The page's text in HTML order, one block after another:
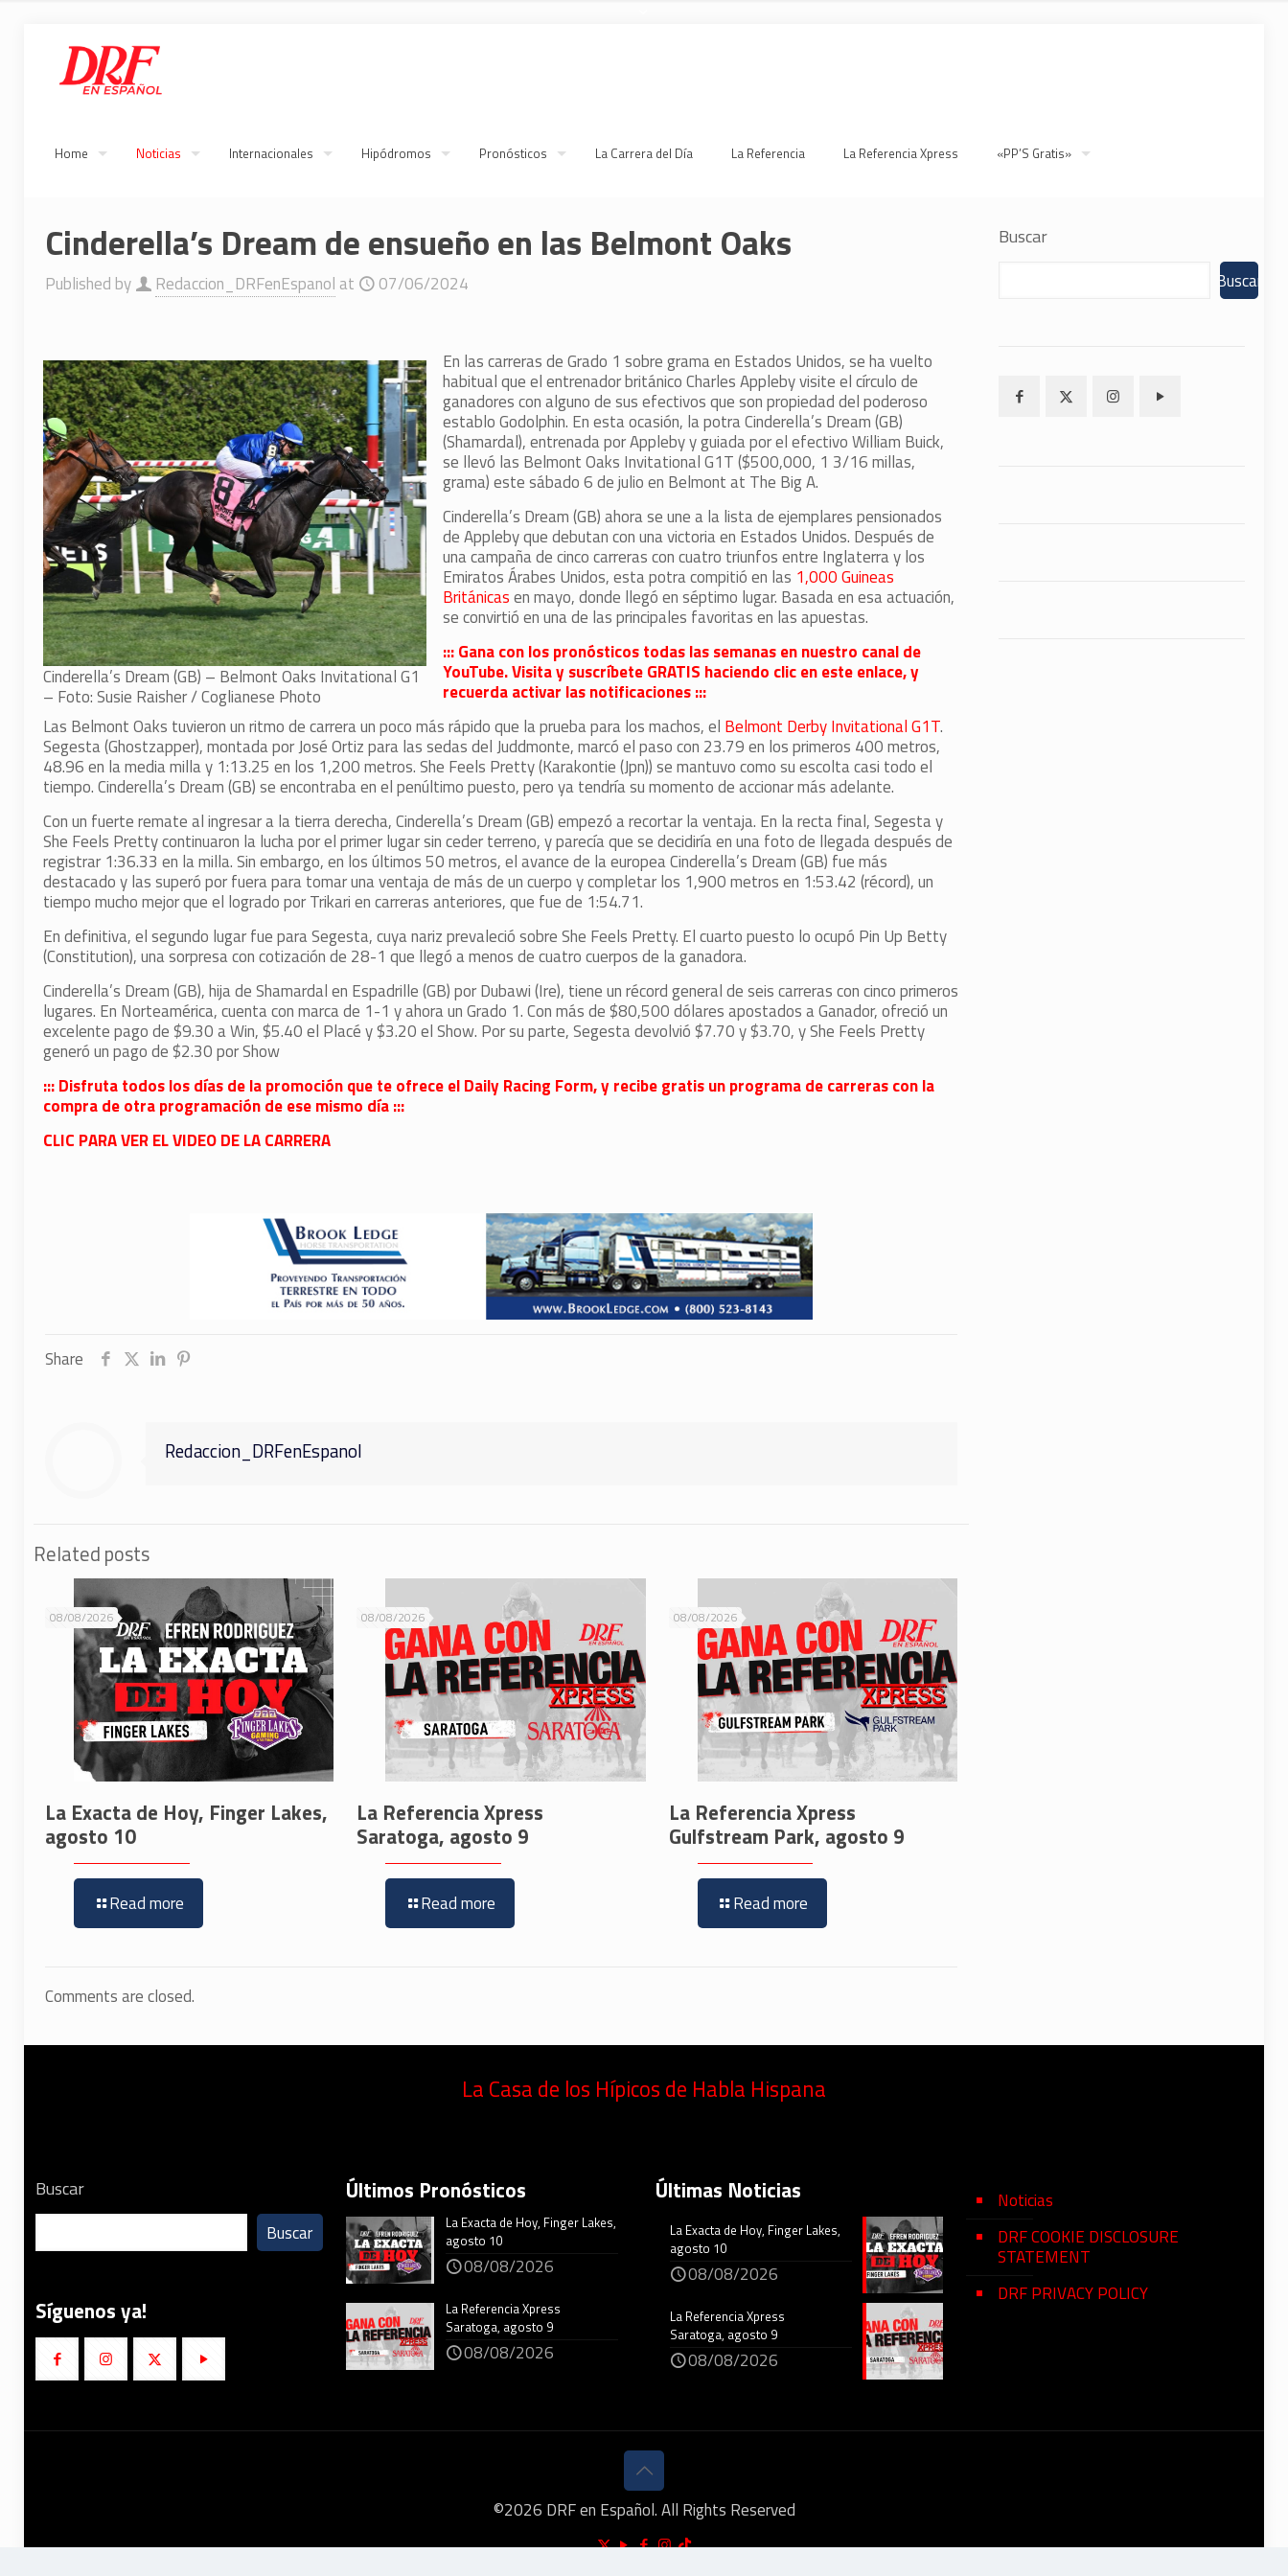
Home Noticias Internacionales Hipódromos Pronósticos La Carrera del Día La Referencia La Referencia Xpress «PP’S Gratis»
Cinderella’s Dream de ensueño en las Belmont Oaks
Published by Redaccion_DRFenEspanol at 07/06/2024
Cinderella’s Dream (GB) – Belmont Oaks Invitational G1
– Foto: Susie Raisher / Coglianese Photo
En las carreras de Grado 1 sobre grama en Estados Unidos, se ha vuelto
habitual que el entrenador británico Charles Appleby visite el círculo de
ganadores con alguno de sus efectivos que son propiedad del poderoso
establo Godolphin. En esta ocasión, la potra Cinderella’s Dream (GB)
(Shamardal), entrenada por Appleby y guiada por el efectivo William Buick,
se llevó las Belmont Oaks Invitational G1T ($500,000, 1 3/16 millas,
grama) este sábado 6 de julio en Belmont at The Big A.
Cinderella’s Dream (GB) ahora se une a la lista de ejemplares pensionados
de Appleby que debutan con una victoria en Estados Unidos. Después de
una campaña de cinco carreras con cuatro triunfos entre Inglaterra y los
Emiratos Árabes Unidos, esta potra compitió en las 1,000 Guineas
Británicasen mayo, donde llegó en séptimo lugar. Basada en esa actuación,
se convirtió en una de las principales favoritas en las apuestas.
::: Gana con los pronósticos todas las semanas en nuestro canal de
YouTube. Visita y suscríbete GRATIS haciendo clic en este enlace, y
recuerda activar las notificaciones :::
Las Belmont Oaks tuvieron un ritmo de carrera un poco más rápido que la prueba para los machos, el Belmont Derby Invitational G1T.
Segesta (Ghostzapper), montada por José Ortiz para las sedas del Juddmonte, marcó el paso con 23.79 en los primeros 400 metros,
48.96 en la media milla y 1:13.25 en los 1,200 metros. She Feels Pretty (Karakontie (Jpn)) se mantuvo como su escolta casi todo el
tiempo. Cinderella’s Dream (GB) se encontraba en el penúltimo puesto, pero ya tendría su momento de accionar más adelante.
Con un fuerte remate al ingresar a la tierra derecha, Cinderella’s Dream (GB) empezó a recortar la ventaja. En la recta final, Segesta y
She Feels Pretty continuaron la lucha por el primer lugar sin ceder terreno, y parecía que se decidiría en una foto de llegada después de
registrar 1:36.33 en la milla. Sin embargo, en los últimos 50 metros, el avance de la europea Cinderella’s Dream (GB) fue más
destacado y las superó por fuera para tomar una ventaja de más de un cuerpo y completar los 1,900 metros en 1:53.42 (récord), un
tiempo mucho mejor que el logrado por Trikari en carreras anteriores, que fue de 1:54.71.
En definitiva, el segundo lugar fue para Segesta, cuya nariz prevaleció sobre She Feels Pretty. El cuarto puesto lo ocupó Pin Up Betty
(Constitution), una sorpresa con cotización de 28-1 que llegó a menos de cuatro cuerpos de la ganadora.
Cinderella’s Dream (GB), hija de Shamardal en Espadrille (GB) por Dubawi (Ire), tiene un récord general de seis carreras con cinco primeros
lugares. En Norteamérica, cuenta con marca de 1-1 y ahora un Grado 1. Con más de $80,500 dólares apostados a Ganador, ofreció un
excelente pago de $9.30 a Win, $5.40 el Placé y $3.20 el Show. Por su parte, Segesta devolvió $7.70 y $3.70, y She Feels Pretty
generó un pago de $2.30 por Show
::: Disfruta todos los días de la promoción que te ofrece el Daily Racing Form, y recibe gratis un programa de carreras con la
compra de otra programación de ese mismo día :::
CLIC PARA VER EL VIDEO DE LA CARRERA
Share
Redaccion_DRFenEspanol
Related posts
08/08/2026
La Exacta de Hoy, Finger Lakes,
agosto 10
Read more
08/08/2026
La Referencia Xpress
Saratoga, agosto 9
Read more
08/08/2026
La Referencia Xpress
Gulfstream Park, agosto 9
Read more
Comments are closed.
Buscar
Buscar
La Casa de los Hípicos de Habla Hispana
Buscar
Buscar
Síguenos ya!
Últimos Pronósticos
La Exacta de Hoy, Finger Lakes,
agosto 10
08/08/2026
La Referencia Xpress
Saratoga, agosto 9
08/08/2026
Últimas Noticias
La Exacta de Hoy, Finger Lakes,
agosto 10
08/08/2026
La Referencia Xpress
Saratoga, agosto 9
08/08/2026
Noticias
DRF COOKIE DISCLOSURE
STATEMENT
DRF PRIVACY POLICY
©2026 DRF en Español. All Rights Reserved